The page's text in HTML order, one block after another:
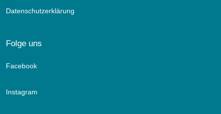
Datenschutzerklärung
Folge uns
Facebook
Instagram